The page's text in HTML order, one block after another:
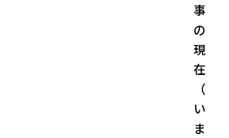
事
の
現
在
（
い
ま